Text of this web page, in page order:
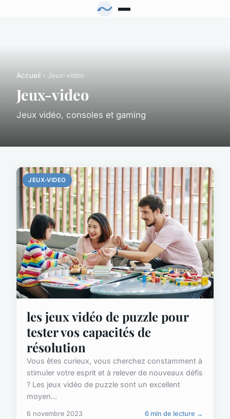
Accueil › Jeux-video
Jeux-video
Jeux vidéo, consoles et gaming
JEUX-VIDEO
les jeux vidéo de puzzle pour
tester vos capacités de
résolution
Vous êtes curieux, vous cherchez constamment à
stimuler votre esprit et à relever de nouveaux défis
? Les jeux vidéo de puzzle sont un excellent
moyen...
6 novembre 2023 6 min de lecture →